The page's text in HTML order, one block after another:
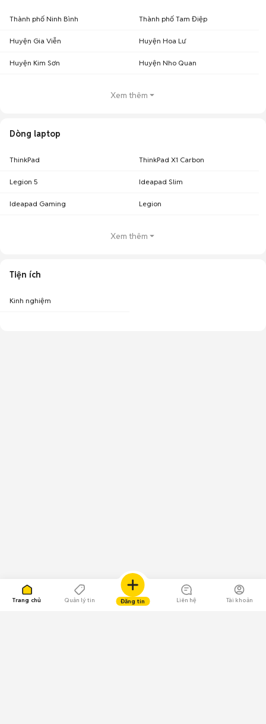
Trang chủ Quản lý tin Đăng tin Liên hệ Tài khoản
Thành phố Ninh Bình Thành phố Tam Điệp
Huyện Gia Viễn Huyện Hoa Lư
Huyện Kim Sơn Huyện Nho Quan
Xem thêm
Dòng laptop
ThinkPad ThinkPad X1 Carbon
Legion 5 Ideapad Slim
Ideapad Gaming Legion
Xem thêm
Tiện ích
Kinh nghiệm